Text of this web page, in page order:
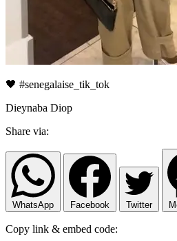
🖤 #senegalaise_tik_tok
Dieynaba Diop
Share via:
WhatsApp Facebook Twitter
Copy link & embed code: